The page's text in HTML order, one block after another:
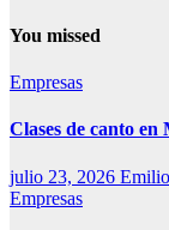
You missed
Empresas
Clases de canto
julio 23, 2026
Empresas